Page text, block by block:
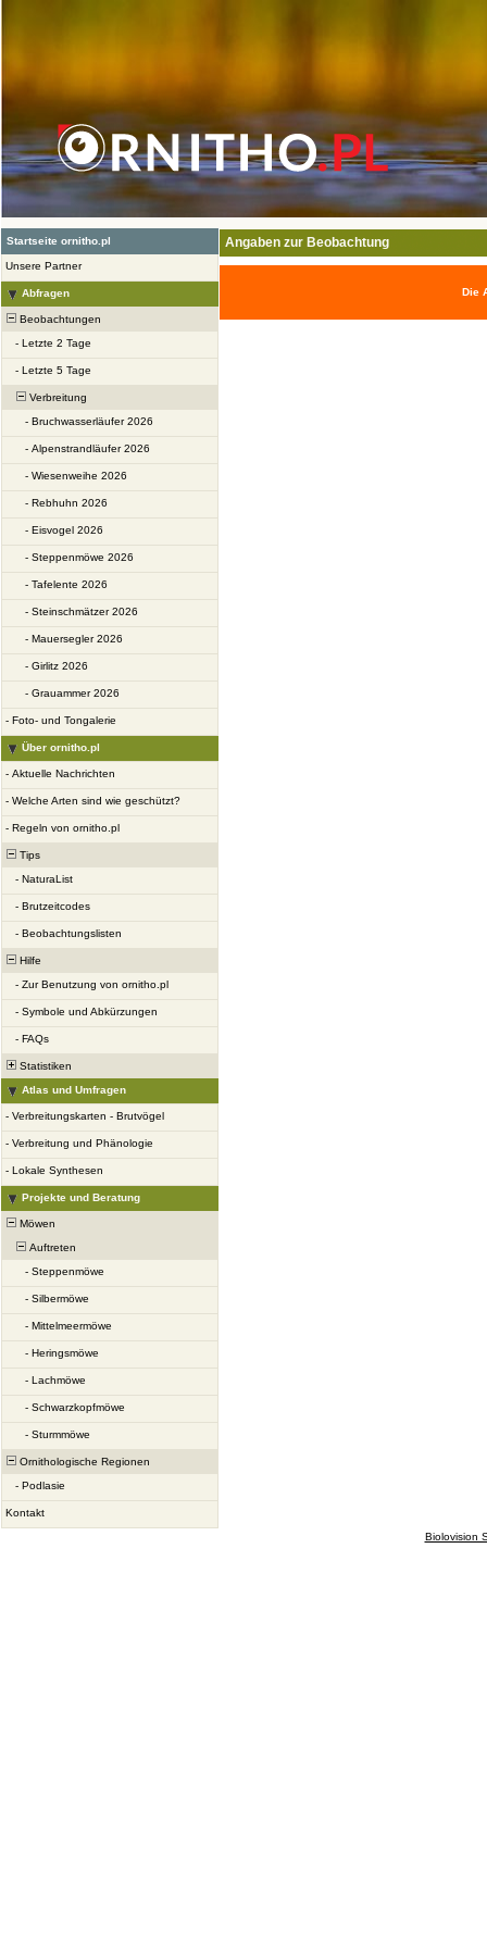
Startseite ornitho.pl
Unsere Partner
Abfragen
Beobachtungen
- Letzte 2 Tage
- Letzte 5 Tage
Verbreitung
- Bruchwasserläufer 2026
- Alpenstrandläufer 2026
- Wiesenweihe 2026
- Rebhuhn 2026
- Eisvogel 2026
- Steppenmöwe 2026
- Tafelente 2026
- Steinschmätzer 2026
- Mauersegler 2026
- Girlitz 2026
- Grauammer 2026
- Foto- und Tongalerie
Über ornitho.pl
- Aktuelle Nachrichten
- Welche Arten sind wie geschützt?
- Regeln von ornitho.pl
Tips
- NaturaList
- Brutzeitcodes
- Beobachtungslisten
Hilfe
- Zur Benutzung von ornitho.pl
- Symbole und Abkürzungen
- FAQs
Statistiken
Atlas und Umfragen
- Verbreitungskarten - Brutvögel
- Verbreitung und Phänologie
- Lokale Synthesen
Projekte und Beratung
Möwen
Auftreten
- Steppenmöwe
- Silbermöwe
- Mittelmeermöwe
- Heringsmöwe
- Lachmöwe
- Schwarzkopfmöwe
- Sturmmöwe
Ornithologische Regionen
- Podlasie
Kontakt
Angaben zur Beobachtung
Die
Biolovision